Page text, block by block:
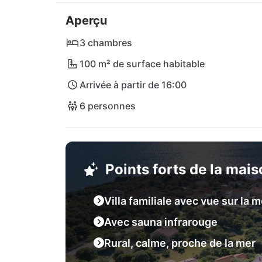
À proximité immédiate, tu trouveras le
proposent de délicieuses spécialités
Beach ou fais une excursion dans la
Viens découvrir la beauté de la Croatie de
Croatia Heaven !
Aperçu
3 chambres
100 m² de surface habitable
Arrivée à partir de 16:00
6 personnes
Points forts de la
Villa familiale avec vue sur la
Avec sauna infrarouge
Rural, calme, proche de la mer